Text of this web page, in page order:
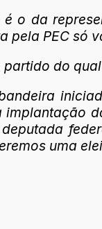
o da
pela PEC só
partido do
uma